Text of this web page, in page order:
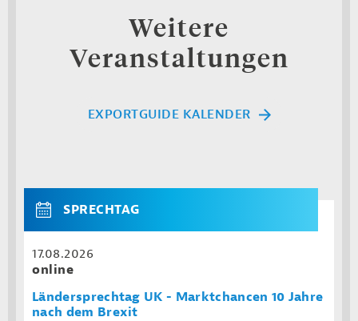
Weitere
Veranstaltungen
EXPORTGUIDE KALENDER
SPRECHTAG
17.08.2026
online
Ländersprechtag UK - Marktchancen 10 Jahre
nach dem Brexit